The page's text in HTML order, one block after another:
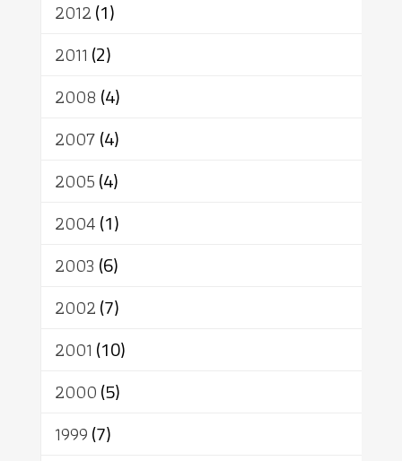
2012(1)
2011 (2)
2008 (4)
2007(4)
2005(4)
2004(1)
2003 (6)
2002(7)
2001 (10)
2000(5)
1999(7)